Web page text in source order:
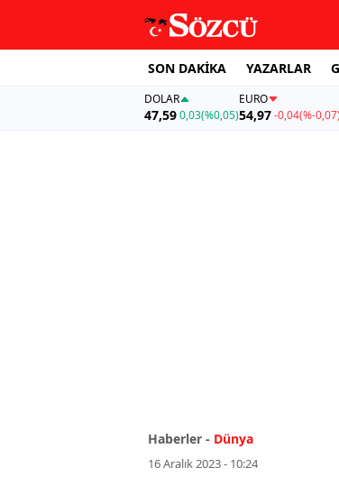
SON DAKİKA YAZARLAR
DOLAR
47,590,03(%0,05)
EURO
54,97 -0,04(%-
Haberler - Dünya
16 Aralık 2023 - 10:24